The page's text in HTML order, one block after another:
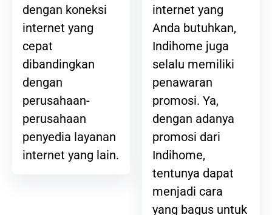
dengan koneksi
internet yang
cepat
dibandingkan
dengan
perusahaan-
perusahaan
penyedia layanan
internet yang lain.
internet yang
Anda butuhkan,
Indihome juga
selalu memiliki
penawaran
promosi. Ya,
dengan adanya
promosi dari
Indihome,
tentunya dapat
menjadi cara
yang bagus untuk